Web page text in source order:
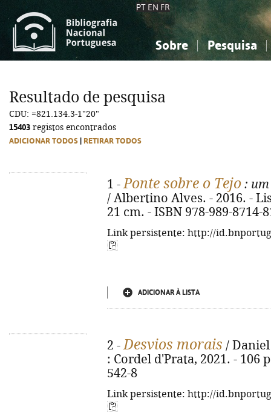
PT EN FR
Sobre Pesquisa
Ciências sociais...
Ciências sociais...
Resultado de pesquisa
CDU: =821.134.3-1"20"
15403 registos encontrados
ADICIONAR TODOS RETIRAR TODOS
1 -Ponte sobre o Tejo :
/ Albertino Alves. - 2016. -
21 cm. - ISBN 978-989-8714-
Link persistente: http://
ADICIONAR À LISTA
2 -Desvios morais /
: Cordel d'Prata, 2021. - 106
542-8
Link persistente: http://